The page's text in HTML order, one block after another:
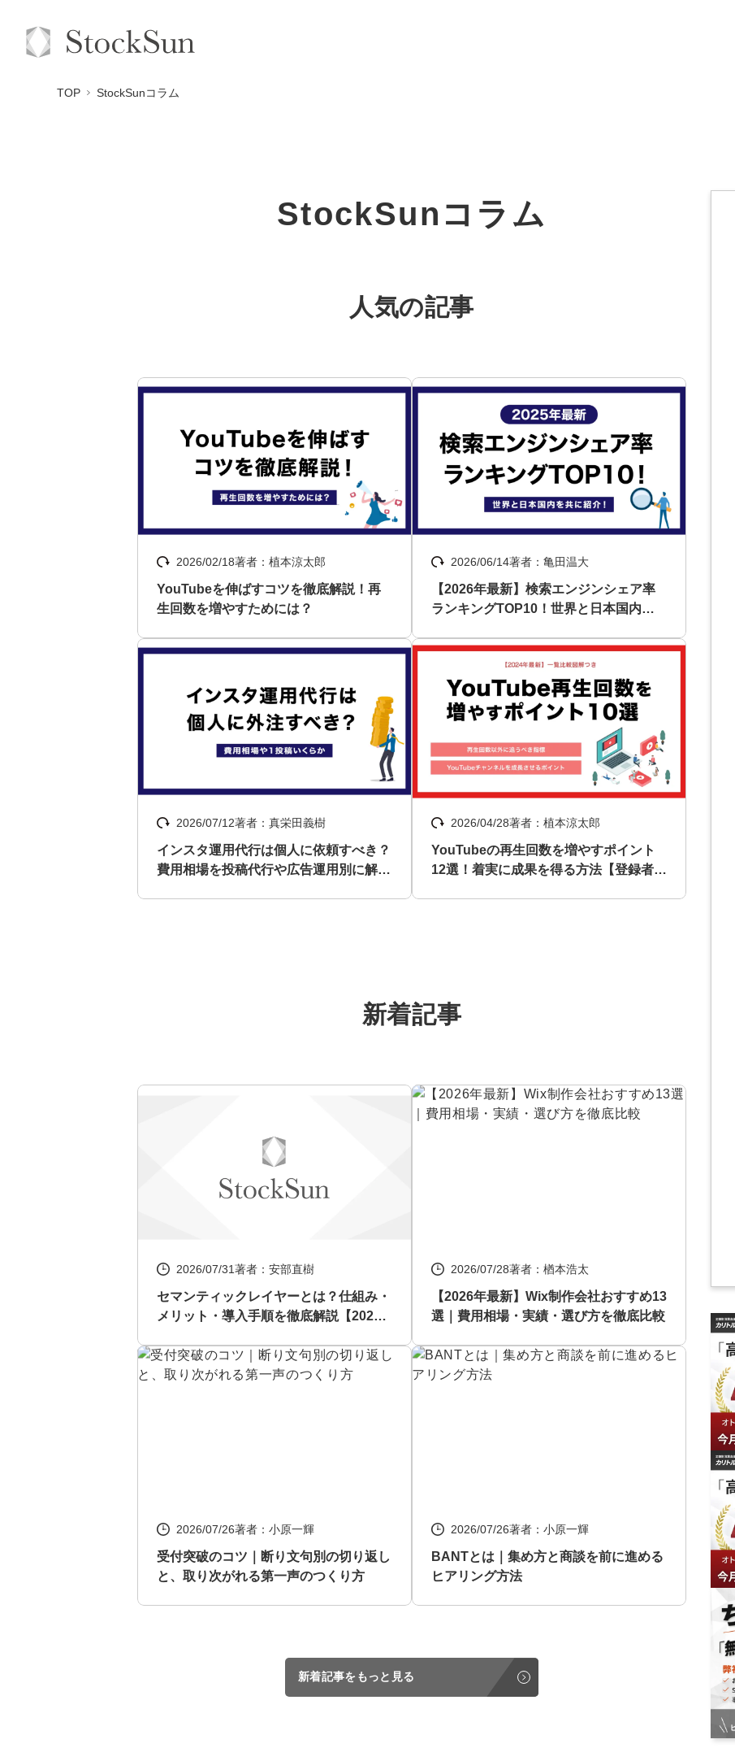
社
BPO支援
営
定
定
採
お役立ち資料
年収エージェント
ミッション・ビジョン・バリュー
代表メッセージ（岩野圭佑）
取締役メッセージ（株本祐己）
業務委託
認定パートナー
動画ディレクター
営業
正社員
マーケマネージャー
カスタマーサクセスマネージャー
常勤監査役
内部監査室長
募集要項一覧
TOP StockSunコラム
StockSunコラム
人気の記事
2026/02/18著者：植本涼太郎
YouTubeを伸ばすコツを徹底解説！再
生回数を増やすためには？
2026/06/14著者：亀田温大
【2026年最新】検索エンジンシェア率
ランキングTOP10！世界と日本国内を
2026/07/12著者：真栄田義樹
インスタ運用代行は個人に依頼すべき？
費用相場を投稿代行や広告運用別に解
2026/04/28著者：植本涼太郎
YouTubeの再生回数を増やすポイント
12選！着実に成果を得る方法【登録者は
新着記事
2026/07/31著者：安部直樹
セマンティックレイヤーとは？仕組み・
メリット・導入手順を徹底解説【2026
2026/07/28著者：楢本浩太
【2026年最新】Wix制作会社おすすめ13
選｜費用相場・実績・選び方を徹底比較
2026/07/26著者：小原一輝
受付突破のコツ｜断り文句別の切り返し
と、取り次がれる第一声のつくり方
2026/07/26著者：小原一輝
BANTとは｜集め方と商談を前に進める
ヒアリング方法
新着記事をもっと見る